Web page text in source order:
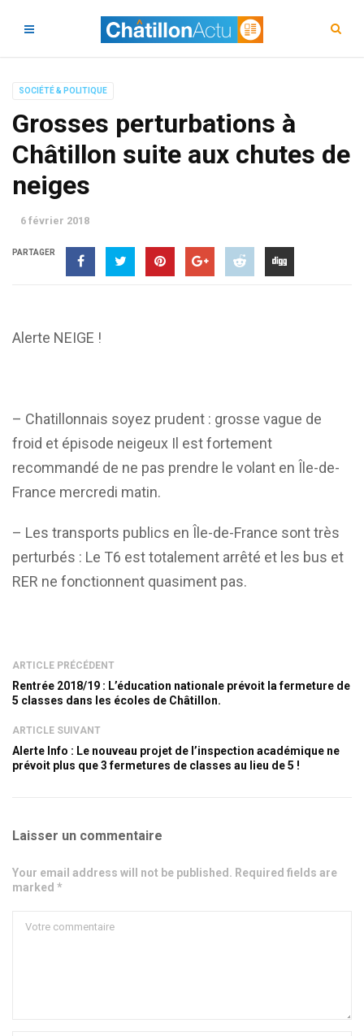
SOCIÉTÉ & POLITIQUE
Grosses perturbations à
Châtillon suite aux chutes de
neiges
6 février 2018
PARTAGER
Alerte NEIGE !
– Chatillonnais soyez prudent : grosse vague de
froid et épisode neigeux Il est fortement
recommandé de ne pas prendre le volant en Île-de-
France mercredi matin.
– Les transports publics en Île-de-France sont très
perturbés : Le T6 est totalement arrêté et les bus et
RER ne fonctionnent quasiment pas.
ARTICLE PRÉCÉDENT
Rentrée 2018/19 : L’éducation nationale prévoit la fermeture de
5 classes dans les écoles de Châtillon.
ARTICLE SUIVANT
Alerte Info : Le nouveau projet de l’inspection académique ne
prévoit plus que 3 fermetures de classes au lieu de 5 !
Laisser un commentaire
Your email address will not be published. Required fields are
marked *